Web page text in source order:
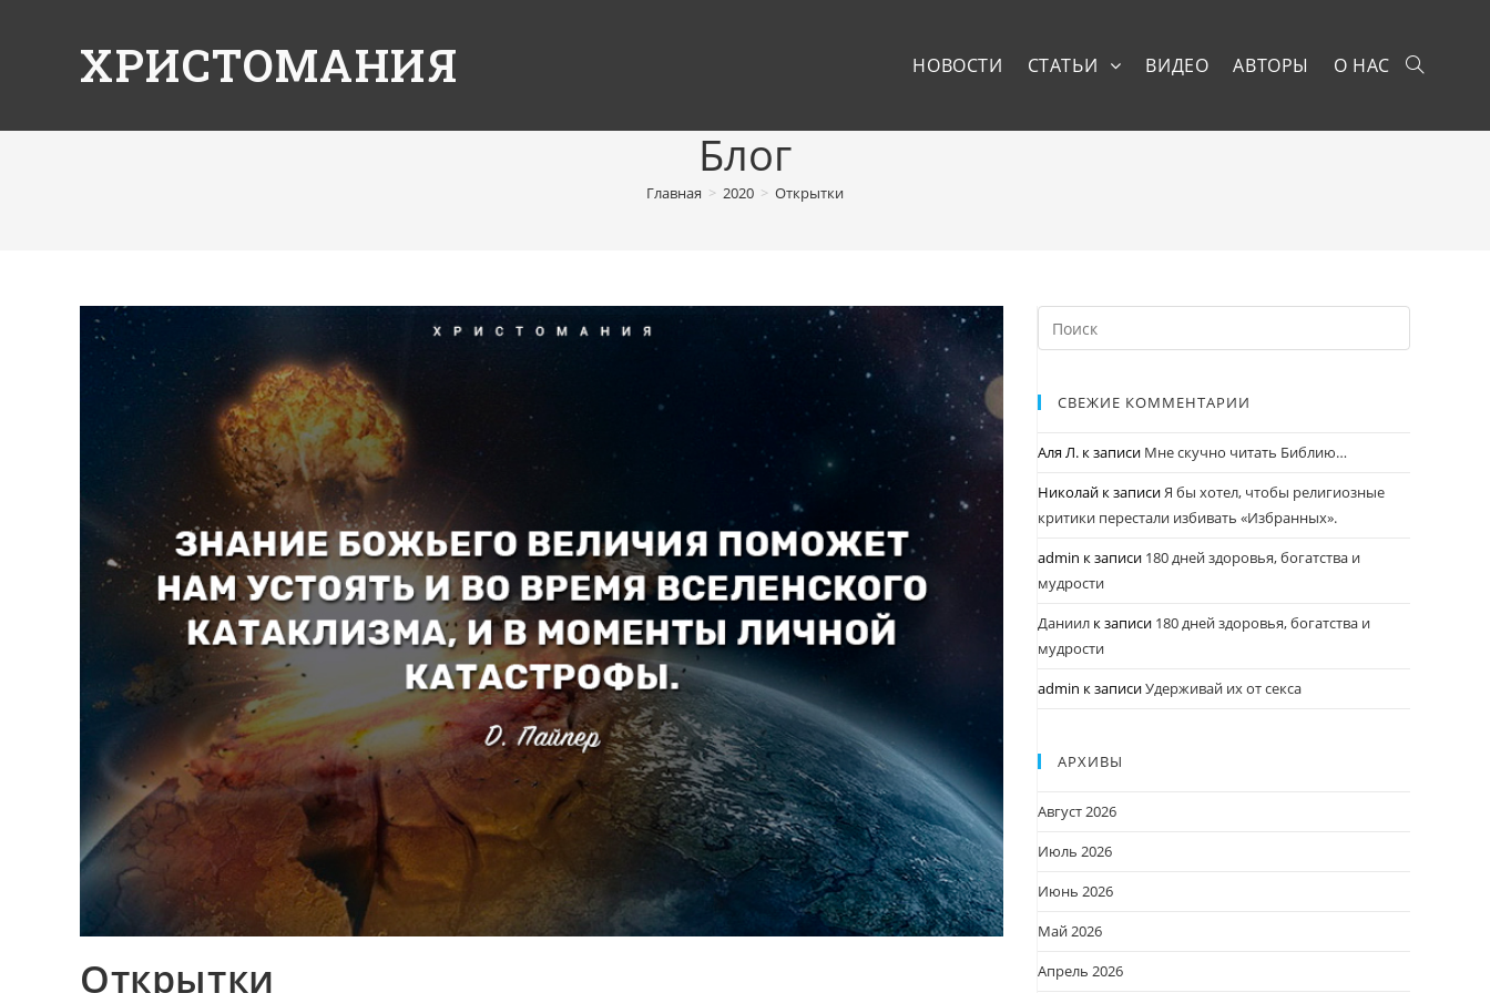
ХРИСТОМАНИЯ НОВОСТИ СТАТЬИ ВИДЕО АВТОРЫ О НАС
Блог
Главная > 2020 > Открытки
Открытки
СВЕЖИЕ КОММЕНТАРИИ
Аля Л. к записи Мне скучно читать Библию…
Николай к записиЯ бы хотел, чтобы религиозные
критики перестали избивать «Избранных».
admin к записи 180 дней здоровья, богатства и
мудрости
Даниил к записи 180 дней здоровья, богатства и
мудрости
admin к записиУдерживай их от секса
АРХИВЫ
Август 2026
Июль 2026
Июнь 2026
Май 2026
Апрель 2026